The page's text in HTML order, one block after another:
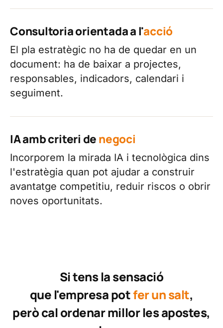
Consultoria orientada a l'acció
El pla estratègic no ha de quedar en un
document: ha de baixar a projectes,
responsables, indicadors, calendari i
seguiment.
IA amb criteri denegoci
Incorporem la mirada IA i tecnològica dins
l'estratègia quan pot ajudar a construir
avantatge competitiu, reduir riscos o obrir
noves oportunitats.
Si tens la sensació
que l'empresa potfer un salt,
però cal ordenar millor les apostes,